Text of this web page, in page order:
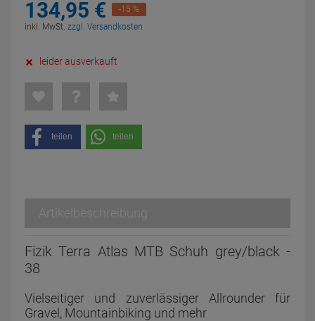
134,95 €
-15 %
inkl. MwSt. zzgl. Versandkosten
leider ausverkauft
teilen teilen
Artikelbeschreibung
Fizik Terra Atlas MTB Schuh grey/black -
38
Vielseitiger und zuverlässiger Allrounder für
Gravel, Mountainbiking und mehr